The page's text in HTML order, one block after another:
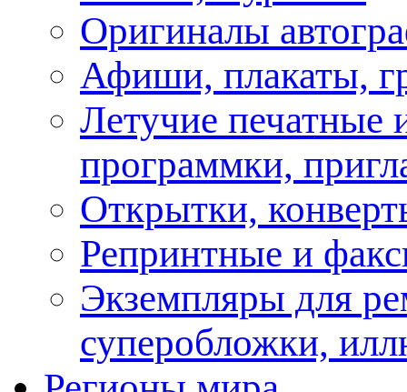
Оригиналы
Афиши, плакаты,
Летучие печатные
программки,
Открытки,
Репринтные и
Экземпляры для
суперобложки,